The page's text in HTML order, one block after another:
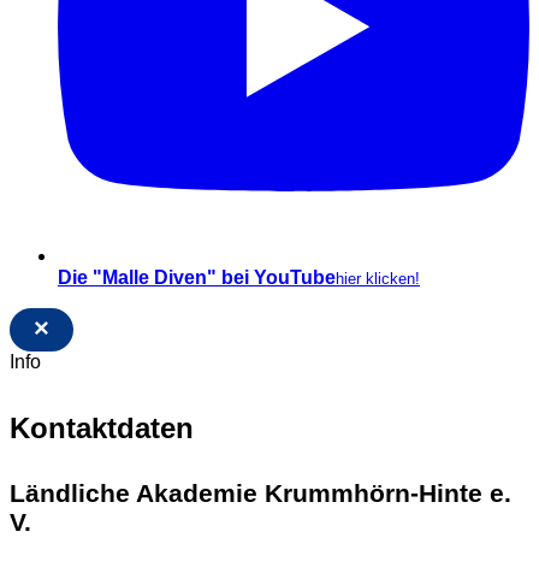
Die "Malle Diven" bei YouTubehier klicken!
×
Info
Kontaktdaten
Ländliche Akademie Krummhörn-Hinte e.
V.